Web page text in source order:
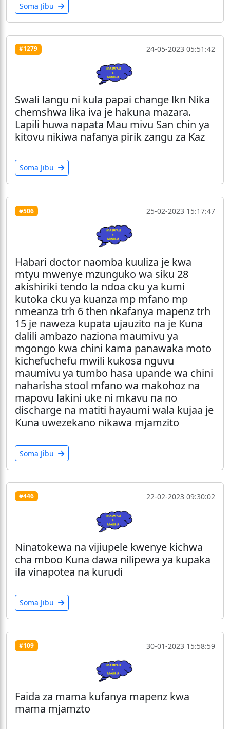
Soma Jibu
#1279 24-05-2023 05:51:42
Swali langu ni kula papai change lkn Nika
chemshwa lika iva je hakuna mazara.
Lapili huwa napata Mau mivu San chin ya
kitovu nikiwa nafanya pirik zangu za Kaz
Soma Jibu
#506 25-02-2023 15:17:47
Habari doctor naomba kuuliza je kwa
mtyu mwenye mzunguko wa siku 28
akishiriki tendo la ndoa cku ya kumi
kutoka cku ya kuanza mp mfano mp
nmeanza trh 6 then nkafanya mapenz trh
15 je naweza kupata ujauzito na je Kuna
dalili ambazo naziona maumivu ya
mgongo kwa chini kama panawaka moto
kichefuchefu mwili kukosa nguvu
maumivu ya tumbo hasa upande wa chini
naharisha stool mfano wa makohoz na
mapovu lakini uke ni mkavu na no
discharge na matiti hayaumi wala kujaa je
Kuna uwezekano nikawa mjamzito
Soma Jibu
#446 22-02-2023 09:30:02
Ninatokewa na vijiupele kwenye kichwa
cha mboo Kuna dawa nilipewa ya kupaka
ila vinapotea na kurudi
Soma Jibu
#109 30-01-2023 15:58:59
Faida za mama kufanya mapenz kwa
mama mjamzto